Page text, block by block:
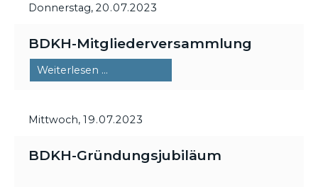
Donnerstag, 20.07.2023
BDKH-Mitgliederversammlung
Weiterlesen …
Mittwoch, 19.07.2023
BDKH-Gründungsjubiläum